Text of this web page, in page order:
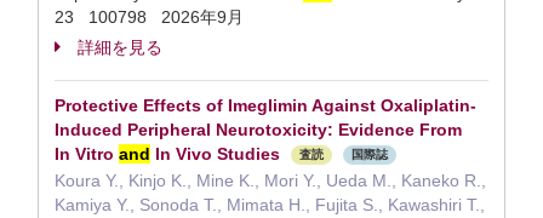
23 100798 2026年9月
詳細を見る
Protective Effects of Imeglimin Against Oxaliplatin-
Induced Peripheral Neurotoxicity: Evidence From
In Vitro and In Vivo Studies 査読 国際誌
Koura Y., Kinjo K., Mine K., Mori Y., Ueda M., Kaneko R.,
Kamiya Y., Sonoda T., Mimata H., Fujita S., Kawashiri T.,